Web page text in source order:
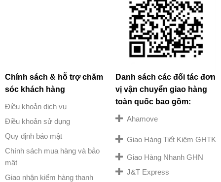
Chính sách & hỗ trợ chăm
sóc khách hàng
Điều khoản dịch vụ
Điều khoản sử dụng
Quy định bảo mật
Chính sách mua hàng và bảo
mật
Giao nhận kiểm hàng thanh
Danh sách các đối tác đơn
vị vận chuyển giao hàng
toàn quốc bao gồm:
Ahamove
Giao Hàng Tiết Kiệm GHTK
Giao Hàng Nhanh GHN
J&T Express